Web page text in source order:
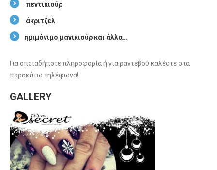
πεντικιούρ
άκριτζελ
ημιμόνιμο μανικιούρ και άλλα…
Για οποιαδήποτε πληροφορία ή για ραντεβού καλέστε στα
παρακάτω τηλέφωνα!
GALLERY